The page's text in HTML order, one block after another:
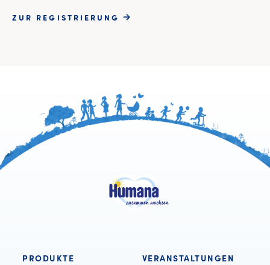
ZUR REGISTRIERUNG
PRODUKTE VERANSTALTUNGEN